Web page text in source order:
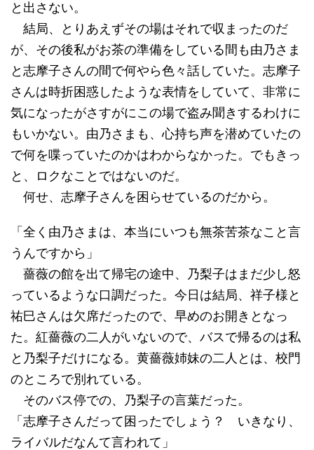
と出さない。
結局、とりあえずその場はそれで収まったのだ
が、その後私がお茶の準備をしている間も由乃さま
と志摩子さんの間で何やら色々話していた。志摩子
さんは時折困惑したような表情をしていて、非常に
気になったがさすがにこの場で盗み聞きするわけに
もいかない。由乃さまも、心持ち声を潜めていたの
で何を喋っていたのかはわからなかった。でもきっ
と、ロクなことではないのだ。
何せ、志摩子さんを困らせているのだから。
「全く由乃さまは、本当にいつも無茶苦茶なこと言
うんですから」
薔薇の館を出て帰宅の途中、乃梨子はまだ少し怒
っているような口調だった。今日は結局、祥子様と
祐巳さんは欠席だったので、早めのお開きとなっ
た。紅薔薇の二人がいないので、バスで帰るのは私
と乃梨子だけになる。黄薔薇姉妹の二人とは、校門
のところで別れている。
そのバス停での、乃梨子の言葉だった。
「志摩子さんだって困ったでしょう？ いきなり、
ライバルだなんて言われて」